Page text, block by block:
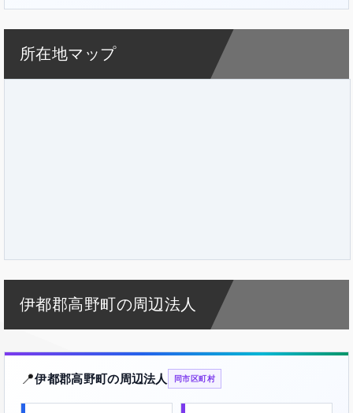
所在地マップ
伊都郡高野町の周辺法人
📍伊都郡高野町の周辺法人 同市区町村